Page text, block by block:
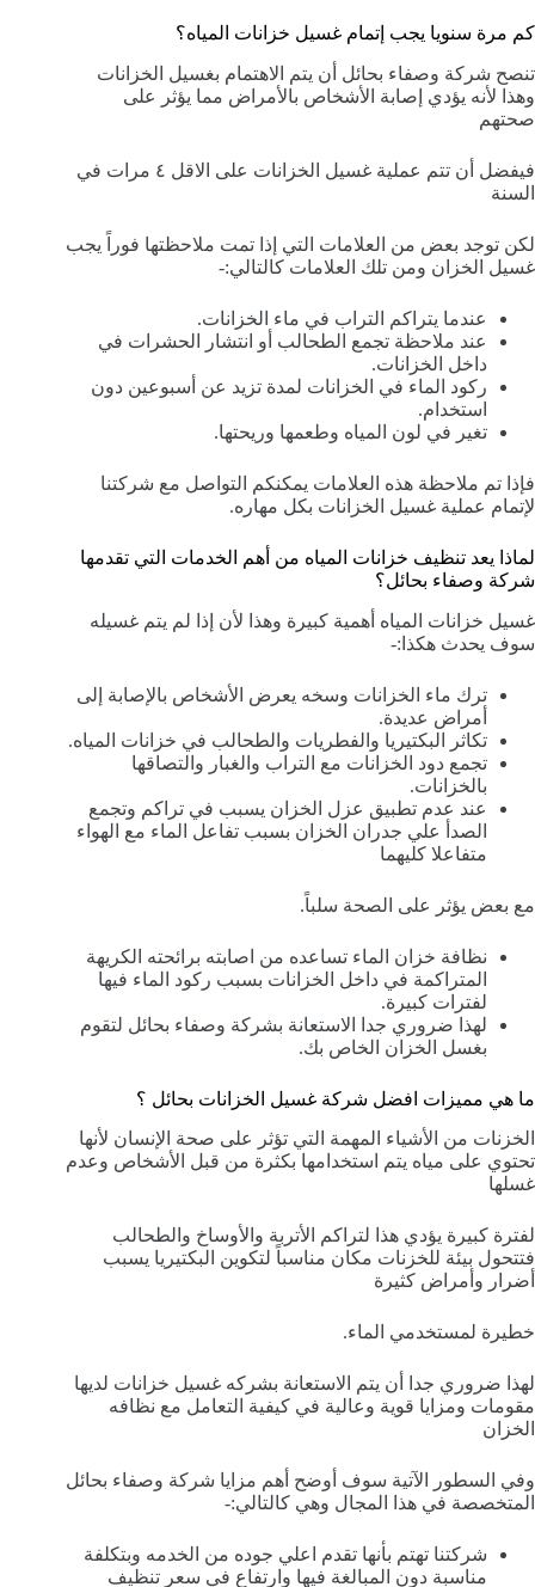
كم مرة سنويا يجب إتمام غسيل خزانات المياه؟
تنصح شركة وصفاء بحائل أن يتم الاهتمام بغسيل الخزانات
وهذا لأنه يؤدي إصابة الأشخاص بالأمراض مما يؤثر على
صحتهم
فيفضل أن تتم عملية غسيل الخزانات على الاقل ٤ مرات في
السنة
لكن توجد بعض من العلامات التي إذا تمت ملاحظتها فوراً يجب
غسيل الخزان ومن تلك العلامات كالتالي:-
عندما يتراكم التراب في ماء الخزانات.
عند ملاحظة تجمع الطحالب أو انتشار الحشرات في
داخل الخزانات.
ركود الماء في الخزانات لمدة تزيد عن أسبوعين دون
استخدام.
تغير في لون المياه وطعمها وريحتها.
فإذا تم ملاحظة هذه العلامات يمكنكم التواصل مع شركتنا
لإتمام عملية غسيل الخزانات بكل مهاره.
لماذا يعد تنظيف خزانات المياه من أهم الخدمات التي تقدمها
شركة وصفاء بحائل؟
غسيل خزانات المياه أهمية كبيرة وهذا لأن إذا لم يتم غسيله
سوف يحدث هكذا:-
ترك ماء الخزانات وسخه يعرض الأشخاص بالإصابة إلى
أمراض عديدة.
تكاثر البكتيريا والفطريات والطحالب في خزانات المياه.
تجمع دود الخزانات مع التراب والغبار والتصاقها
بالخزانات.
عند عدم تطبيق عزل الخزان يسبب في تراكم وتجمع
الصدأ علي جدران الخزان بسبب تفاعل الماء مع الهواء
متفاعلا كليهما
مع بعض يؤثر على الصحة سلباً.
نظافة خزان الماء تساعده من اصابته برائحته الكريهة
المتراكمة في داخل الخزانات بسبب ركود الماء فيها
لفترات كبيرة.
لهذا ضروري جدا الاستعانة بشركة وصفاء بحائل لتقوم
بغسل الخزان الخاص بك.
ما هي مميزات افضل شركة غسيل الخزانات بحائل ؟
الخزنات من الأشياء المهمة التي تؤثر على صحة الإنسان لأنها
تحتوي على مياه يتم استخدامها بكثرة من قبل الأشخاص وعدم
غسلها
لفترة كبيرة يؤدي هذا لتراكم الأتربة والأوساخ والطحالب
فتتحول بيئة للخزنات مكان مناسباً لتكوين البكتيريا يسبب
أضرار وأمراض كثيرة
خطيرة لمستخدمي الماء.
لهذا ضروري جدا أن يتم الاستعانة بشركه غسيل خزانات لديها
مقومات ومزايا قوية وعالية في كيفية التعامل مع نظافه
الخزان
وفي السطور الآتية سوف أوضح أهم مزايا شركة وصفاء بحائل
المتخصصة في هذا المجال وهي كالتالي:-
شركتنا تهتم بأنها تقدم اعلي جوده من الخدمه وبتكلفة
مناسبة دون المبالغة فيها وارتفاع في سعر تنظيف